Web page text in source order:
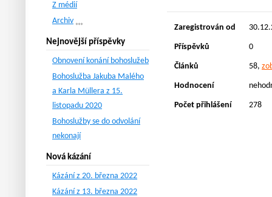
Zaregistrován od
Příspěvků 0
Článků 58,
Hodnocení
Počet přihlášení 278
Z médií
Archiv
Nejnovější příspěvky
Obnovení konání bohoslužeb
Bohoslužba Jakuba Malého
a Karla Müllera z 15.
listopadu 2020
Bohoslužby se do odvolání
nekonají
Nová kázání
Kázání z 20. března 2022
Kázání z 13. března 2022